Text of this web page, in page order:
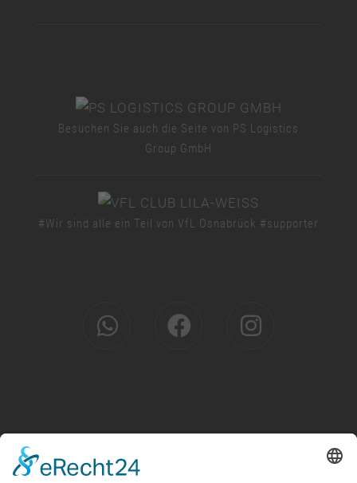
Besuchen Sie auch die Seite von PS Logistics
Group GmbH
#Wir sind alle ein Teil von VfL Osnabrück #supporter